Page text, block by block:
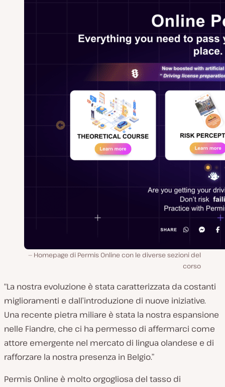
Homepage di Permis Online con le diverse sezioni del
corso
“La nostra evoluzione è stata caratterizzata da costanti
miglioramenti e dall’introduzione di nuove iniziative.
Una recente pietra miliare è stata la nostra espansione
nelle Fiandre, che ci ha permesso di affermarci come
attore emergente nel mercato di lingua olandese e di
rafforzare la nostra presenza in Belgio.”
Permis Online è molto orgogliosa del tasso di